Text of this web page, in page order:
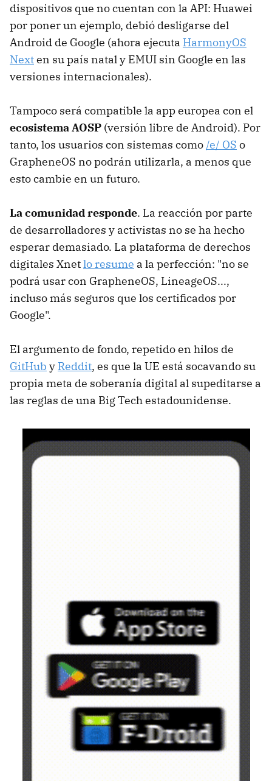
dispositivos que no cuentan con la API: Huawei
por poner un ejemplo, debió desligarse del
Android de Google (ahora ejecuta HarmonyOS
Nexten su país natal y EMUI sin Google en las
versiones internacionales).
Tampoco será compatible la app europea con el
ecosistema AOSP (versión libre de Android). Por
tanto, los usuarios con sistemas como /e/ OS o
GrapheneOS no podrán utilizarla, a menos que
esto cambie en un futuro.
La comunidad responde. La reacción por parte
de desarrolladores y activistas no se ha hecho
esperar demasiado. La plataforma de derechos
digitales Xnetlo resume a la perfección: "no se
podrá usar con GrapheneOS, LineageOS...,
incluso más seguros que los certificados por
Google".
El argumento de fondo, repetido en hilos de
GitHub y Reddit, es que la UE está socavando su
propia meta de soberanía digital al supeditarse a
las reglas de una Big Tech estadounidense.